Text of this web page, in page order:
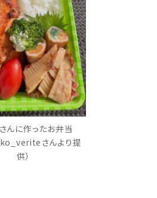
んに作ったお弁当
さんより提
供）